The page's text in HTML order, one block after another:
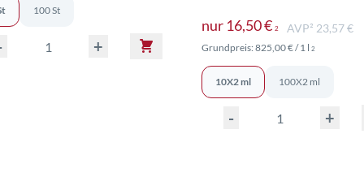
100 St
+
nur 16,50 € 2 Preise inkl.
AVP² 23,57 €
Grundpreis:825,00 €/ 1 l 2
10X2 ml 100X2 ml
- +